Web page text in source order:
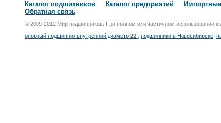
Каталог подшипников Каталог предприятий
Обратная связь
© 2009-2012 Мир подшипников. При полном или частичном использовании
опорный подшипник внутренний диаметр 22
подшилники в Новосибирске